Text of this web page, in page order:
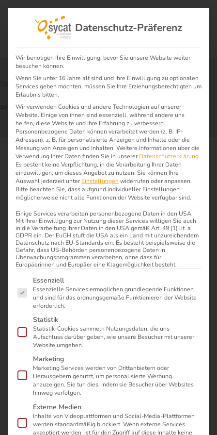
Start $ News $
sycat & Aptean: Eine Zukunft voller Möglichkeiten
Aptean und sycat: Eine
Zukunft voller
Möglichkeiten
Liebe Kunden, Partner und Anwender von sycat,
2025 verspricht ein spannendes und wichtiges Jahr für
sycat zu werden. Als Teil der JobRouter Gruppe haben sich
bereits im Vorjahr neue Synergien ergeben, die es uns
ermöglichen, noch leistungsfähigere Lösungen für Ihr
Prozess- und Qualitätsmanagement anzubieten. Wir
konnten ein Angebot etablieren, das es so auf dem Markt
Datenschutz-Präferenz
Wir benötigen Ihre Einwilligung, bevor Sie unsere Website weiter
besuchen können.
Wenn Sie unter 16 Jahre alt sind und Ihre Einwilligung zu optionalen
Services geben möchten, müssen Sie Ihre Erziehungsberechtigten um
Erlaubnis bitten.
Wir verwenden Cookies und andere Technologien auf unserer
Website. Einige von ihnen sind essenziell, während andere uns
helfen, diese Website und Ihre Erfahrung zu verbessern.
Personenbezogene Daten können verarbeitet werden (z. B. IP-
Adressen), z. B. für personalisierte Anzeigen und Inhalte oder die
Messung von Anzeigen und Inhalten. Weitere Informationen über die
Verwendung Ihrer Daten finden Sie in unsererDatenschutzerklärung.
Es besteht keine Verpflichtung, in die Verarbeitung Ihrer Daten
einzuwilligen, um dieses Angebot zu nutzen. Sie können Ihre
Auswahl jederzeit unterEinstellungen widerrufen oder anpassen.
Bitte beachten Sie, dass aufgrund individueller Einstellungen
möglicherweise nicht alle Funktionen der Website verfügbar sind.
Einige Services verarbeiten personenbezogene Daten in den USA.
Mit Ihrer Einwilligung zur Nutzung dieser Services willigen Sie auch
in die Verarbeitung Ihrer Daten in den USA gemäß Art. 49 (1) lit. a
GDPR ein. Der EuGH stuft die USA als ein Land mit unzureichendem
Datenschutz nach EU-Standards ein. Es besteht beispielsweise die
Gefahr, dass US-Behörden personenbezogene Daten in
Überwachungsprogrammen verarbeiten, ohne dass für
Europäerinnen und Europäer eine Klagemöglichkeit besteht.
Es folgt eine Liste der Service-Gruppen, für die eine
Essenziell
Essenzielle Services ermöglichen grundlegende Funktionen
und sind für das ordnungsgemäße Funktionieren der Website
erforderlich.
Statistik
Statistik-Cookies sammeln Nutzungsdaten, die uns
Aufschluss darüber geben, wie unsere Besucher mit unserer
Website umgehen.
Marketing
Marketing Services werden von Drittanbietern oder
Herausgebern genutzt, um personalisierte Werbung
anzuzeigen. Sie tun dies, indem sie Besucher über Websites
hinweg verfolgen.
Externe Medien
Inhalte von Videoplattformen und Social-Media-Plattformen
werden standardmäßig blockiert. Wenn externe Services
akzeptiert werden, ist für den Zugriff auf diese Inhalte keine